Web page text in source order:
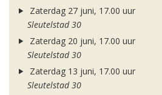
Zaterdag 27 juni, 17.00 uur
Sleutelstad 30
Zaterdag 20 juni, 17.00 uur
Sleutelstad 30
Zaterdag 13 juni, 17.00 uur
Sleutelstad 30